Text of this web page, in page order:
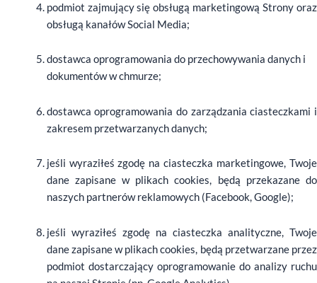
podmiot zajmujący się obsługą marketingową Strony oraz
obsługą kanałów Social Media;
dostawca oprogramowania do przechowywania danych i
dokumentów w chmurze;
dostawca oprogramowania do zarządzania ciasteczkami i
zakresem przetwarzanych danych;
jeśli wyraziłeś zgodę na ciasteczka marketingowe, Twoje
dane zapisane w plikach cookies, będą przekazane do
naszych partnerów reklamowych (Facebook, Google);
jeśli wyraziłeś zgodę na ciasteczka analityczne, Twoje
dane zapisane w plikach cookies, będą przetwarzane przez
podmiot dostarczający oprogramowanie do analizy ruchu